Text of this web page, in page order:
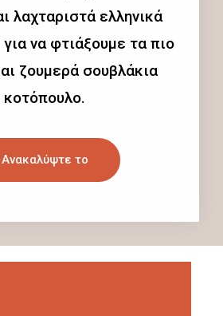
λαχταριστά ελληνικά
να φτιάξουμε τα πιο
ζουμερά σουβλάκια
κοτόπουλο.
Ανακαλύψτε το